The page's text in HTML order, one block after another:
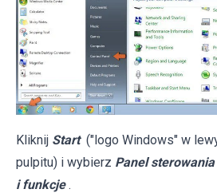
Kliknij Start ("logo Windows" w
pulpitu) i wybierz Panel sterowania
i funkcje .